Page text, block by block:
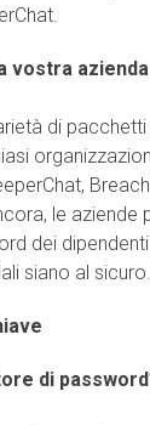
vostra
di
le aziende
dei
siano al sicuro.
di